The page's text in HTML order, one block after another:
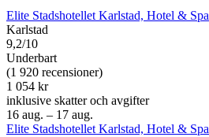
Elite Stadshotellet Karlstad, Hotel & Spa
Karlstad
9,2/10
Underbart
(1 920 recensioner)
1 054 kr
inklusive skatter och avgifter
16 aug. – 17 aug.
Elite Stadshotellet Karlstad, Hotel & Spa